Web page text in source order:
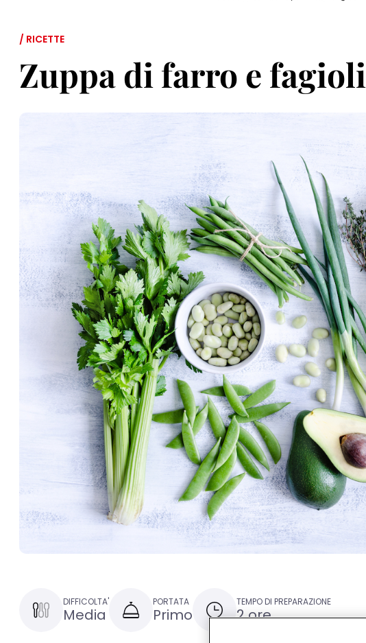
/ RICETTE
Zuppa di farro e fagioli
DIFFICOLTA'
Media
PORTATA
Primo
TEMPO DI PREPARAZIONE
2 ore